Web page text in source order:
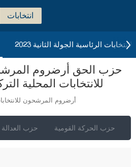
انتخابات
2023 الانتخابات الرئاسية الجولة الثانية
حزب الحق أرضروم
للانتخابات المحلية التركية 31 مارس
أرضروم المرشحون
حزب العدالة حزب الحركة القومية